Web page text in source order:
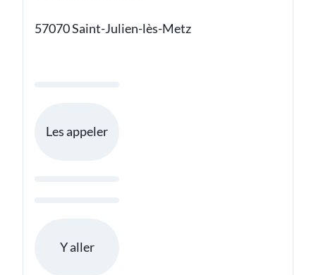
57070 Saint-Julien-lès-Metz
Les appeler
Y aller